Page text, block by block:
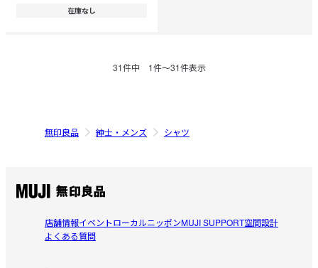
在庫なし
31件中 1件〜31件表示
無印良品 紳士・メンズ シャツ
店舗情報イベントローカルニッポンMUJI SUPPORT空間設計
よくある質問